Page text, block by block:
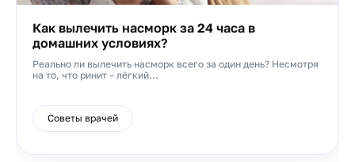
Как вылечить насморк за 24 часа в
домашних условиях?
Реально ли вылечить насморк всего за один день? Несмотря
на то, что ринит – лёгкий...
Советы врачей